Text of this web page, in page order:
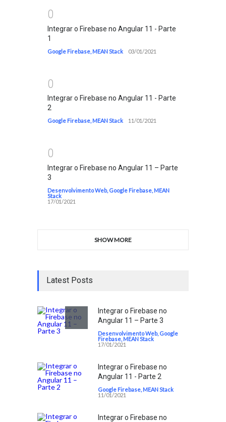
0
Integrar o Firebase no Angular 11 - Parte
1
Google Firebase, MEAN Stack 03/01/2021
0
Integrar o Firebase no Angular 11 - Parte
2
Google Firebase, MEAN Stack 11/01/2021
0
Integrar o Firebase no Angular 11 – Parte
3
Desenvolvimento Web, Google Firebase, MEAN
Stack
17/01/2021
SHOW MORE
Latest Posts
Integrar o Firebase no
Angular 11 – Parte 3
Desenvolvimento Web, Google
Firebase, MEAN Stack
17/01/2021
Integrar o Firebase no
Angular 11 - Parte 2
Google Firebase, MEAN Stack
11/01/2021
Integrar o Firebase no